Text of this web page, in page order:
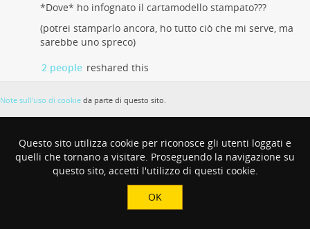
*Dove* ho infognato il cartamodello stampato???
(potrei stamparlo ancora, ho tutto ciò che mi serve, ma
sarebbe uno spreco)
2 people reshared this
Questo sito utilizza cookie per riconosce gli utenti loggati e
quelli che tornano a visitare. Proseguendo la navigazione su
questo sito, accetti l'utilizzo di questi cookie.
OK
Note sull'uso di cookie da parte di questo sito.